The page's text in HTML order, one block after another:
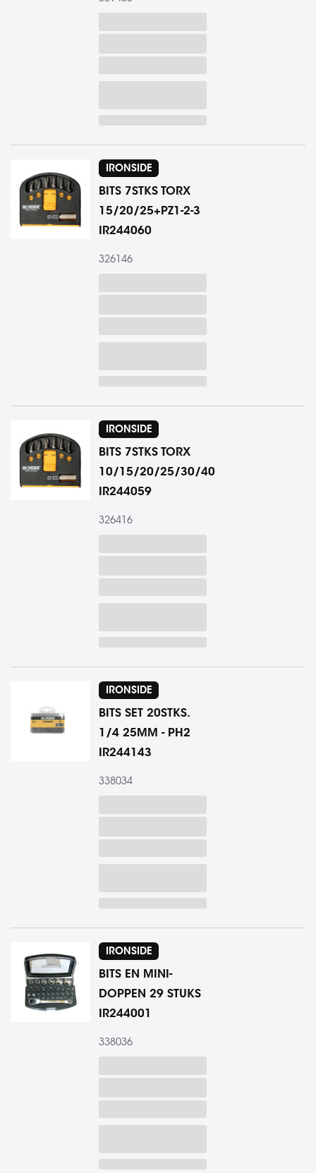
IRONSIDE
BITS 7STKS TORX
15/20/25+PZ1-2-3
IR244060
326146
IRONSIDE
BITS 7STKS TORX
10/15/20/25/30/40
IR244059
326416
IRONSIDE
BITS SET 20STKS.
1/4 25MM - PH2
IR244143
338034
IRONSIDE
BITS EN MINI-
DOPPEN 29 STUKS
IR244001
338036